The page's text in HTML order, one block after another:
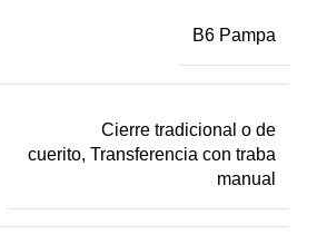
B6 Pampa
Cierre tradicional o de
cuerito, Transferencia con traba
manual